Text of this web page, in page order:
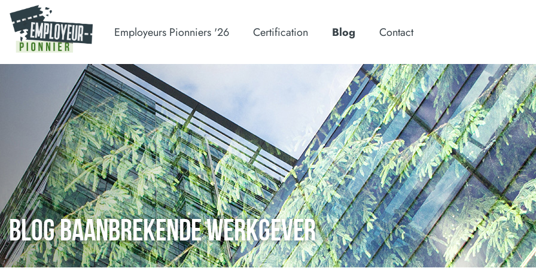
Employeurs Pionniers '26 Certification Blog Contact
BLOG BAANBREKENDE WERKGEVER